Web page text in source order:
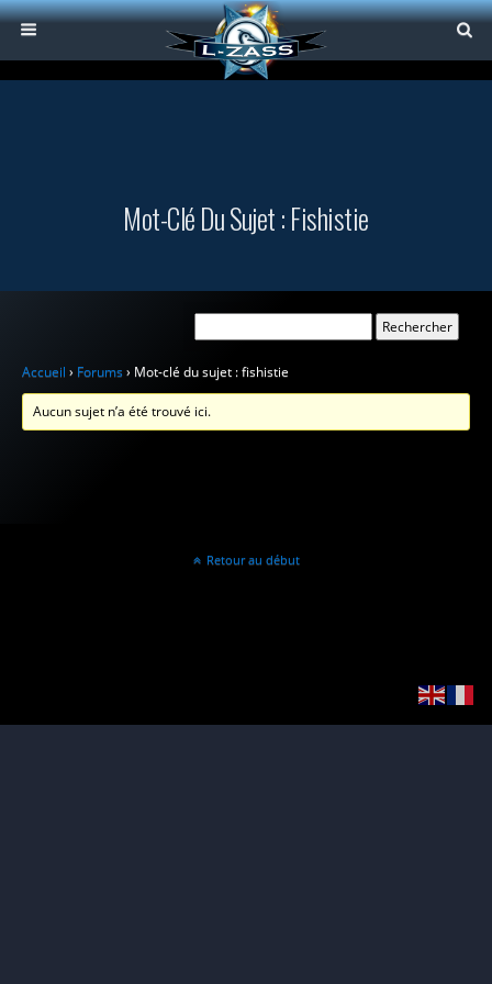
Mot-Clé Du Sujet : Fishistie
Accueil › Forums › Mot-clé du sujet : fishistie
Aucun sujet n’a été trouvé ici.
Retour au début